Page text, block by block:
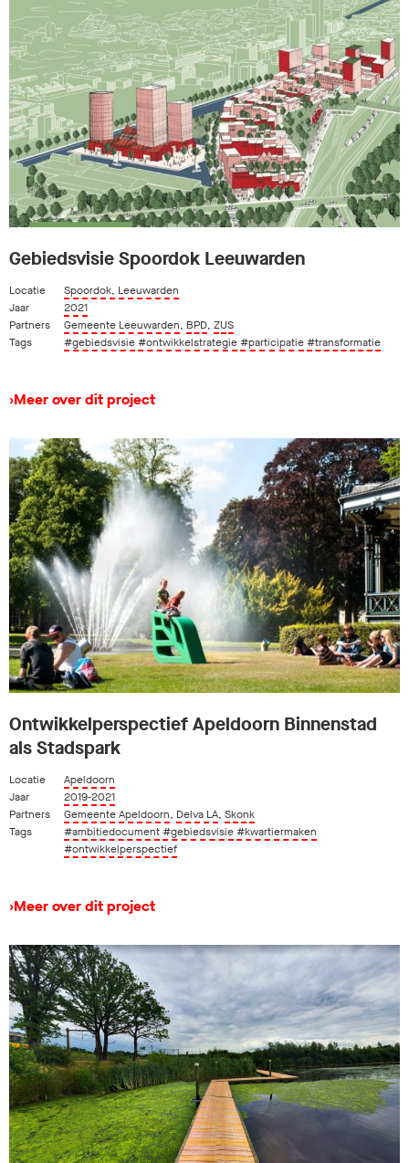
Gebiedsvisie Spoordok Leeuwarden
Locatie
Spoordok, Leeuwarden
Jaar
2021
Partners
Gemeente Leeuwarden, BPD, ZUS
Tags
#gebiedsvisie#ontwikkelstrategie#participatie#transformatie
›Meer over dit project
Ontwikkelperspectief Apeldoorn Binnenstad
als Stadspark
Locatie
Apeldoorn
Jaar
2019-2021
Partners
Gemeente Apeldoorn, Delva LA, Skonk
Tags
#ambitiedocument#gebiedsvisie#kwartiermaken
#ontwikkelperspectief
›Meer over dit project